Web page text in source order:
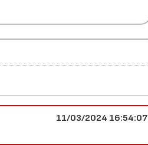
11/03/2024 16:54:07